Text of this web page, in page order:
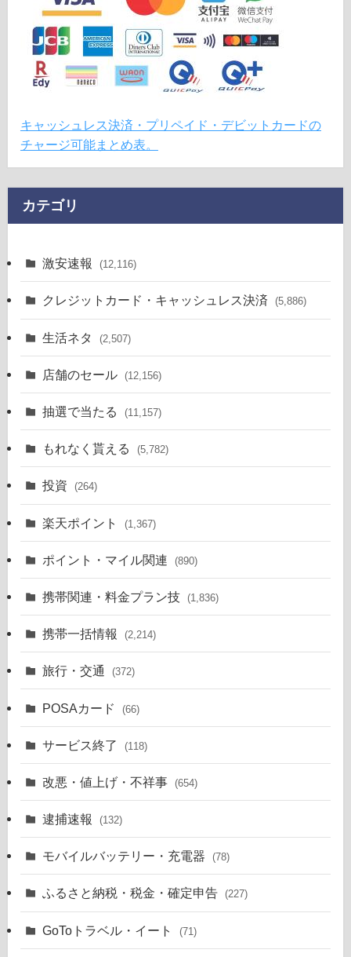
キャッシュレス決済・プリペイド・デビットカードの
チャージ可能まとめ表。
カテゴリ
激安速報 (12,116)
クレジットカード・キャッシュレス決済 (5,886)
生活ネタ (2,507)
店舗のセール (12,156)
抽選で当たる (11,157)
もれなく貰える (5,782)
投資 (264)
楽天ポイント (1,367)
ポイント・マイル関連 (890)
携帯関連・料金プラン技 (1,836)
携帯一括情報 (2,214)
旅行・交通 (372)
POSAカード (66)
サービス終了 (118)
改悪・値上げ・不祥事 (654)
逮捕速報 (132)
モバイルバッテリー・充電器 (78)
ふるさと納税・税金・確定申告 (227)
GoToトラベル・イート (71)